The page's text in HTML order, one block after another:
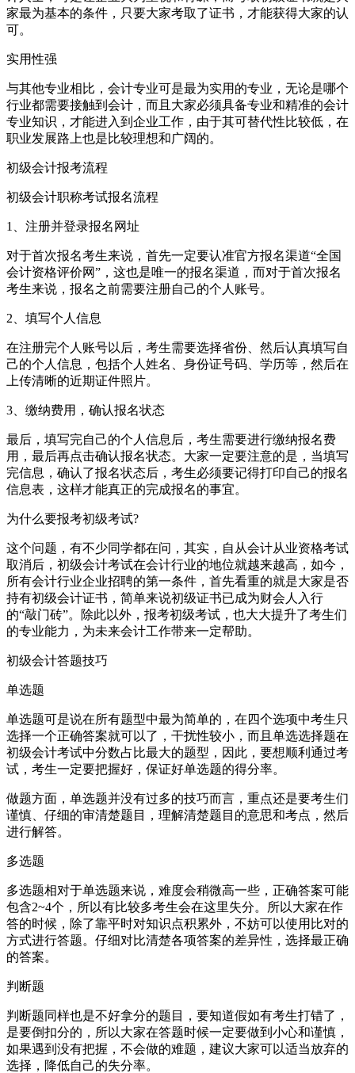
家最为基本的条件，只要大家考取了证书，才能获得大家的认
可。
实用性强
与其他专业相比，会计专业可是最为实用的专业，无论是哪个
行业都需要接触到会计，而且大家必须具备专业和精准的会计
专业知识，才能进入到企业工作，由于其可替代性比较低，在
职业发展路上也是比较理想和广阔的。
初级会计报考流程
初级会计职称考试报名流程
1、注册并登录报名网址
对于首次报名考生来说，首先一定要认准官方报名渠道“全国
会计资格评价网”，这也是唯一的报名渠道，而对于首次报名
考生来说，报名之前需要注册自己的个人账号。
2、填写个人信息
在注册完个人账号以后，考生需要选择省份、然后认真填写自
己的个人信息，包括个人姓名、身份证号码、学历等，然后在
上传清晰的近期证件照片。
3、缴纳费用，确认报名状态
最后，填写完自己的个人信息后，考生需要进行缴纳报名费
用，最后再点击确认报名状态。大家一定要注意的是，当填写
完信息，确认了报名状态后，考生必须要记得打印自己的报名
信息表，这样才能真正的完成报名的事宜。
为什么要报考初级考试?
这个问题，有不少同学都在问，其实，自从会计从业资格考试
取消后，初级会计考试在会计行业的地位就越来越高，如今，
所有会计行业企业招聘的第一条件，首先看重的就是大家是否
持有初级会计证书，简单来说初级证书已成为财会人入行
的“敲门砖”。除此以外，报考初级考试，也大大提升了考生们
的专业能力，为未来会计工作带来一定帮助。
初级会计答题技巧
单选题
单选题可是说在所有题型中最为简单的，在四个选项中考生只
选择一个正确答案就可以了，干扰性较小，而且单选选择题在
初级会计考试中分数占比最大的题型，因此，要想顺利通过考
试，考生一定要把握好，保证好单选题的得分率。
做题方面，单选题并没有过多的技巧而言，重点还是要考生们
谨慎、仔细的审清楚题目，理解清楚题目的意思和考点，然后
进行解答。
多选题
多选题相对于单选题来说，难度会稍微高一些，正确答案可能
包含2~4个，所以有比较多考生会在这里失分。所以大家在作
答的时候，除了靠平时对知识点积累外，不妨可以使用比对的
方式进行答题。仔细对比清楚各项答案的差异性，选择最正确
的答案。
判断题
判断题同样也是不好拿分的题目，要知道假如有考生打错了，
是要倒扣分的，所以大家在答题时候一定要做到小心和谨慎，
如果遇到没有把握，不会做的难题，建议大家可以适当放弃的
选择，降低自己的失分率。